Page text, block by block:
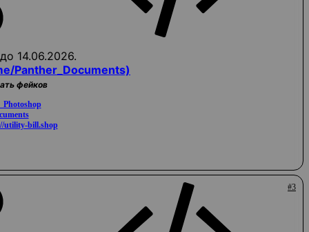
14.06.2026.
Panther_Documents)
фейков
utility-bill.shop
#3